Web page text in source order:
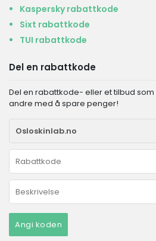
Kaspersky rabattkode
Sixt rabattkode
TUI rabattkode
Del en rabattkode
Del en rabattkode- eller et tilbud som
andre med å spare penger!
Angi koden